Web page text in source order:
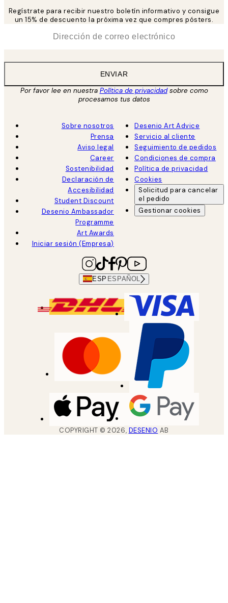
Regístrate para recibir nuestro boletín informativo y consigue
un 15% de descuento la próxima vez que compres pósters.
ENVIAR
Por favor lee en nuestra Política de privacidadsobre como
procesamos tus datos
Sobre nosotros
Prensa
Aviso legal
Career
Sostenibilidad
Declaración de
Accesibilidad
Student Discount
Desenio Ambassador
Programme
Art Awards
Iniciar sesión (Empresa)
Desenio Art Advice
Servicio al cliente
Seguimiento de pedidos
Condiciones de compra
Política de privacidad
Cookies
Solicitud para cancelar
el pedido
Gestionar cookies
ESP ESPAÑOL
COPYRIGHT ©2026, DESENIO AB